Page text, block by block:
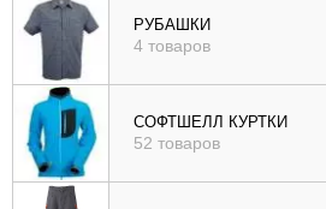
РУБАШКИ
4 товаров
СОФТШЕЛЛ КУРТКИ
52 товаров